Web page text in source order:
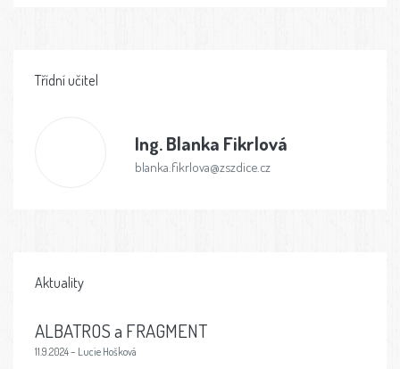
Třídní učitel
Ing.Blanka Fikrlová
blanka.fikrlova@zszdice.cz
Aktuality
ALBATROS a FRAGMENT
11.9.2024 – Lucie Hošková